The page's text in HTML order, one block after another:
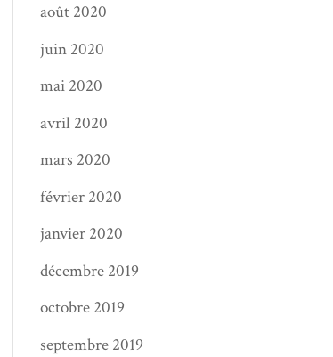
août 2020
juin 2020
mai 2020
avril 2020
mars 2020
février 2020
janvier 2020
décembre 2019
octobre 2019
septembre 2019